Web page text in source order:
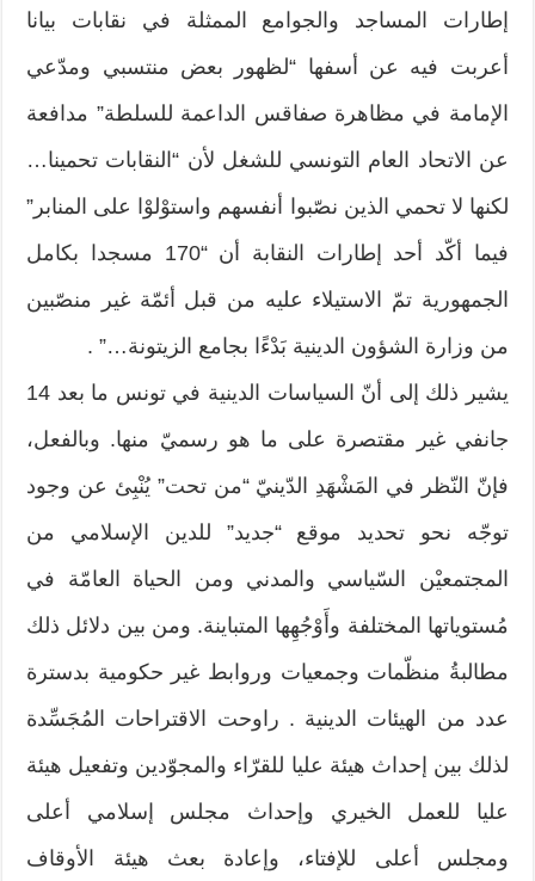
إطارات المساجد والجوامع الممثلة في نقابات بيانا
أعربت فيه عن أسفها “لظهور بعض منتسبي ومدّعي
الإمامة في مظاهرة صفاقس الداعمة للسلطة” مدافعة
عن الاتحاد العام التونسي للشغل لأن “النقابات تحمينا…
لكنها لا تحمي الذين نصّبوا أنفسهم واستوْلوْا على المنابر”
فيما أكّد أحد إطارات النقابة أن “170 مسجدا بكامل
الجمهورية تمّ الاستيلاء عليه من قبل أئمّة غير منصّبين
من وزارة الشؤون الدينية بَدْءًا بجامع الزيتونة…” .
يشير ذلك إلى أنّ السياسات الدينية في تونس ما بعد 14
جانفي غير مقتصرة على ما هو رسميّ منها. وبالفعل،
فإنّ النّظر في المَشْهَدِ الدّينيّ “من تحت” يُنْبِئ عن وجود
توجّه نحو تحديد موقع “جديد” للدين الإسلامي من
المجتمعيْن السّياسي والمدني ومن الحياة العامّة في
مُستوياتها المختلفة وأَوْجُهِها المتباينة. ومن بين دلائل ذلك
مطالبةُ منظّمات وجمعيات وروابط غير حكومية بدسترة
عدد من الهيئات الدينية . راوحت الاقتراحات المُجَسِّدة
لذلك بين إحداث هيئة عليا للقرّاء والمجوّدين وتفعيل هيئة
عليا للعمل الخيري وإحداث مجلس إسلامي أعلى
ومجلس أعلى للإفتاء، وإعادة بعث هيئة الأوقاف